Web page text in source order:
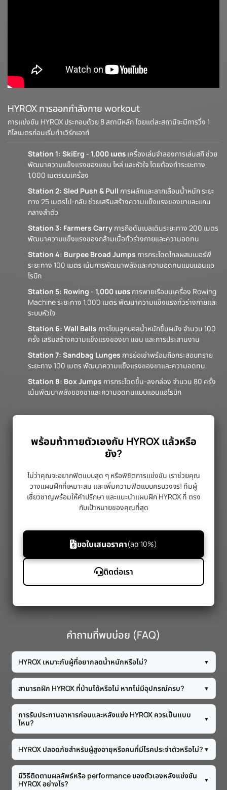
HYROX การออกกำลังกาย workout
การแข่งขัน HYROX ประกอบด้วย 8 สถานีหลัก โดยแต่ละสถานีจะมีการวิ่ง 1
กิโลเมตรก่อนเริ่มทำเวิร์กเอาท์
Station 1: SkiErg - 1,000 เมตร เครื่องเล่นจำลองการเล่นสกี ช่วย
พัฒนาความแข็งแรงของแขน ไหล่ และหัวใจ โดยต้องทำระยะทาง
1,000 เมตรบนเครื่อง
Station 2: Sled Push & Pull การผลักและลากเลื่อนน้ำหนัก ระยะ
ทาง 25 เมตรไป-กลับ ช่วยเสริมสร้างความแข็งแรงของขาและแกน
กลางลำตัว
Station 3: Farmers Carry การถือดัมเบลเดินระยะทาง 200 เมตร
พัฒนาความแข็งแรงของกล้ามเนื้อทั่วร่างกายและความอดทน
Station 4: Burpee Broad Jumps การกระโดดไกลผสมเบอร์พี
ระยะทาง 100 เมตร เน้นการพัฒนาพลังและความอดทนแบบแอนแอ
โรบิก
Station 5: Rowing - 1,000 เมตร การพายเรือบนเครื่อง Rowing
Machine ระยะทาง 1,000 เมตร พัฒนาความแข็งแรงทั่วร่างกายและ
ระบบหัวใจ
Station 6: Wall Balls การโยนลูกบอลน้ำหนักขึ้นผนัง จำนวน 100
ครั้ง เสริมสร้างความแข็งแรงของขา แขน และการประสานงาน
Station 7: Sandbag Lunges การย่อเข่าพร้อมถือกระสอบทราย
ระยะทาง 100 เมตร พัฒนาความแข็งแรงของขาและความอดทน
Station 8: Box Jumps การกระโดดขึ้น-ลงกล่อง จำนวน 80 ครั้ง
เน้นพัฒนาพลังของขาและความอดทนแบบแอนแอโรบิก
พร้อมท้าทายตัวเองกับ HYROX แล้วหรือ
ยัง?
ไม่ว่าคุณจะอยากฟิตแบบสุด ๆ หรือพิชิตการแข่งขัน เราช่วยคุณ
วางแผนฝึกที่เหมาะสม และเพิ่มความฟิตแบบครบวงจร! ทีมผู้
เชี่ยวชาญพร้อมให้คำปรึกษา และแนะนำแผนฝึก HYROX ที่ ตรง
กับเป้าหมายของคุณที่สุด
ขอใบเสนอราคา(ลด 10%)
ติดต่อเรา
คำถามที่พบบ่อย (FAQ)
HYROX เหมาะกับผู้ที่อยากลดน้ำหนักหรือไม่? ▼
สามารถฝึก HYROX ที่บ้านได้หรือไม่ หากไม่มีอุปกรณ์ครบ? ▼
การรับประทานอาหารก่อนและหลังแข่ง HYROX ควรเป็นแบบ
ไหน?
▼
HYROX ปลอดภัยสำหรับผู้สูงอายุหรือคนที่มีโรคประจำตัวหรือไม่? ▼
มีวิธีติดตามผลลัพธ์หรือ performance ของตัวเองหลังแข่งขัน
HYROX อย่างไร?
▼